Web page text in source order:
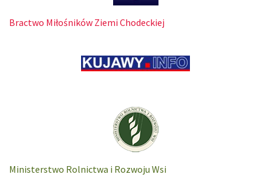
Bractwo Miłośników Ziemi Chodeckiej
Ministerstwo Rolnictwa i Rozwoju Wsi